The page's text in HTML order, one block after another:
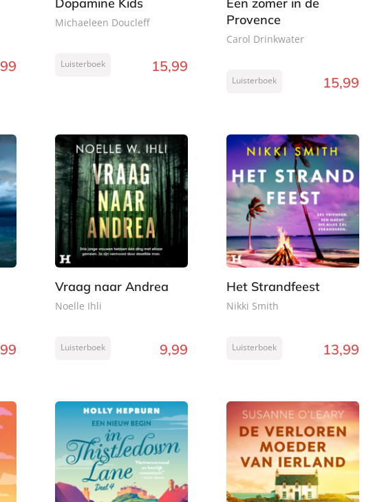
99
Michaeleen Doucleff
15,99
Luisterboek
Provence
Carol Drinkwater
15,99
Luisterboek
99
Vraag naar Andrea
Noelle Ihli
9,99
Luisterboek
Het Strandfeest
Nikki Smith
13,99
Luisterboek